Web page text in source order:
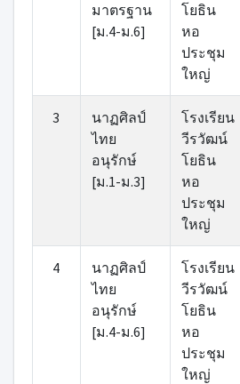
มาตรฐาน
[ม.4-ม.6]
โยธิน
หอ
ประชุม
ใหญ่
3
นาฏศิลป์
ไทย
อนุรักษ์
[ม.1-ม.3]
โรงเรียน
วีรวัฒน์
โยธิน
หอ
ประชุม
ใหญ่
4
นาฏศิลป์
ไทย
อนุรักษ์
[ม.4-ม.6]
โรงเรียน
วีรวัฒน์
โยธิน
หอ
ประชุม
ใหญ่